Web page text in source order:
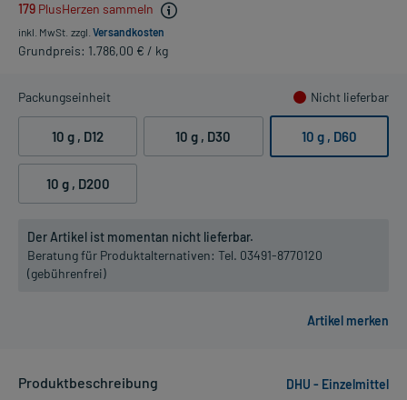
179 PlusHerzen sammeln
inkl. MwSt. zzgl. Versandkosten
Grundpreis: 1.786,00 € / kg
Packungseinheit Nicht lieferbar
10 g , D12 10 g , D30 10 g , D60
10 g , D200
Der Artikel ist momentan nicht lieferbar.
Beratung für Produktalternativen: Tel. 03491-8770120
(gebührenfrei)
Produktbeschreibung
DHU - Einzelmittel